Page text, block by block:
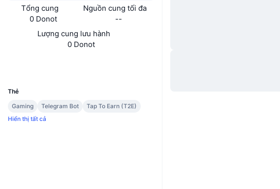
Tổng cung
0 Donot
Nguồn cung tối đa
--
Lượng cung lưu hành
0 Donot
Thẻ
Gaming
Telegram Bot
Tap To Earn (T2E)
Hiển thị tất cả